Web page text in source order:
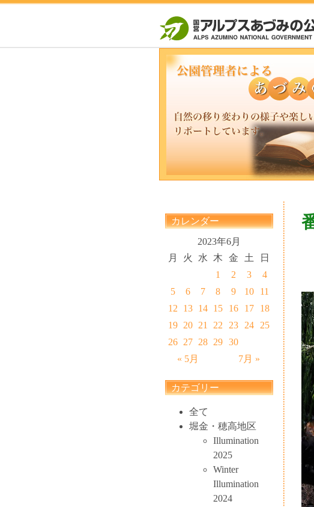
カレンダー
2023年6月
月
火 水 木 金 土 日
« 5月 7月 »
1 2 3
4
5
6 7 8 9 10
11
12
13 14 15 16 17
18
19 20 21 22 23 24
25
26 27 28 29 30
カテゴリー
全て
堀金・穂高地区
Illumination
2025
Winter
Illumination
2024